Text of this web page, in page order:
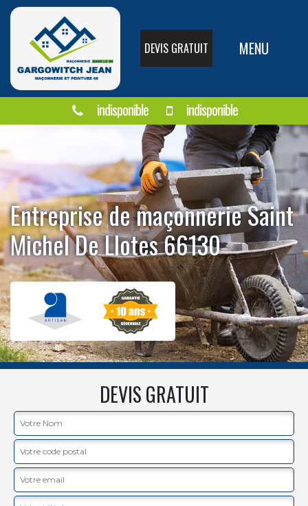
DEVIS GRATUIT MENU
indisponible indisponible
Entreprise de maçonnerie Saint
Michel De Llotes 66130
DEVIS GRATUIT